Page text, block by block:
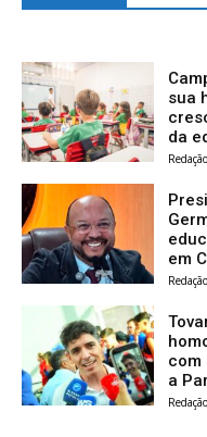
sua
da
Redação
em
Redação
com
a
Redação